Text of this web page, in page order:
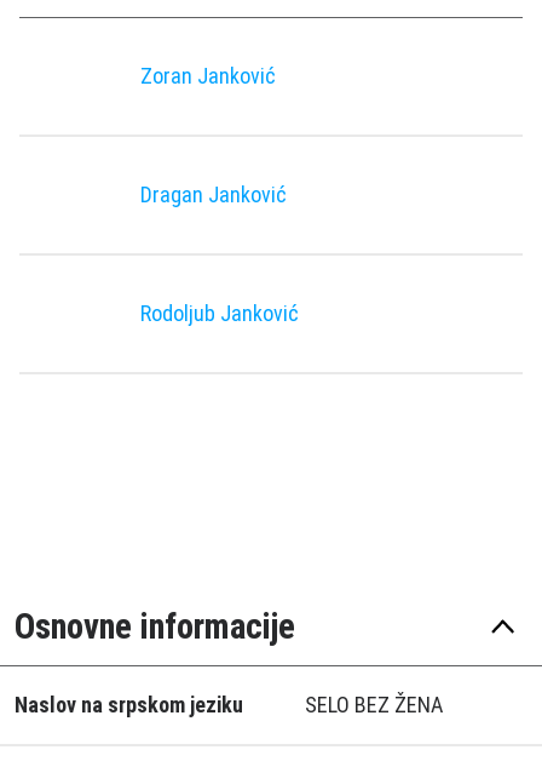
Zoran Janković
Dragan Janković
Rodoljub Janković
Osnovne informacije
Naslov na srpskom jeziku SELO BEZ ŽENA